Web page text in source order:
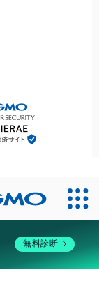
無料診断